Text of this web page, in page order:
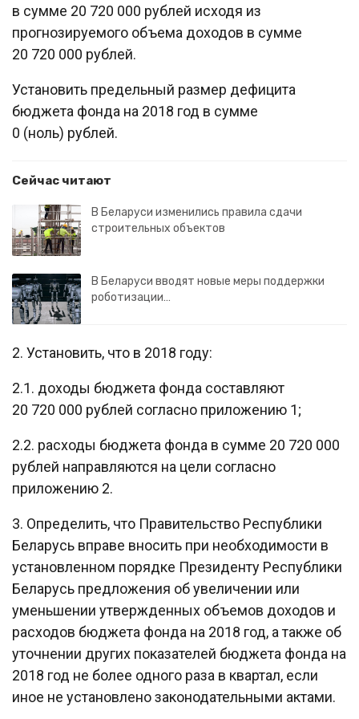
в сумме 20 720 000 рублей исходя из
прогнозируемого объема доходов в сумме
20 720 000 рублей.
Установить предельный размер дефицита
бюджета фонда на 2018 год в сумме
0 (ноль) рублей.
Сейчас читают
В Беларуси изменились правила сдачи
строительных объектов
В Беларуси вводят новые меры поддержки
роботизации…
2. Установить, что в 2018 году:
2.1. доходы бюджета фонда составляют
20 720 000 рублей согласно приложению 1;
2.2. расходы бюджета фонда в сумме 20 720 000
рублей направляются на цели согласно
приложению 2.
3. Определить, что Правительство Республики
Беларусь вправе вносить при необходимости в
установленном порядке Президенту Республики
Беларусь предложения об увеличении или
уменьшении утвержденных объемов доходов и
расходов бюджета фонда на 2018 год, а также об
уточнении других показателей бюджета фонда на
2018 год не более одного раза в квартал, если
иное не установлено законодательными актами.